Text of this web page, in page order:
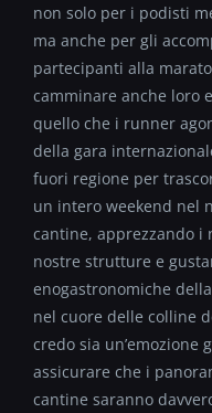
non solo per i podisti
ma anche per gli
partecipanti alla
camminare anche loro
quello che i runner
della gara
fuori regione per
un intero weekend nel
cantine, apprezzando i
nostre strutture e
enogastronomiche
nel cuore delle colline
credo sia un’emozione
assicurare che i
cantine saranno